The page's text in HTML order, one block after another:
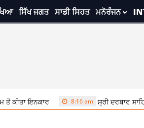
ਸਿੱਖ ਜਗਤ ਸਾਡੀ ਸਿਹਤ ਮਨੋਰੰਜਨ
ਕੀਤਾ ਇਨਕਾਰ 8:16 am ਸ੍ਰੀ ਦਰਬਾਰ